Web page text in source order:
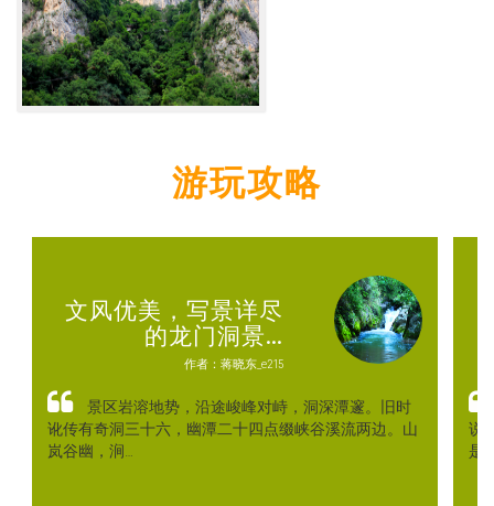
游玩攻略
文风优美，写景详尽
的龙门洞景…
作者：蒋晓东_e215
景区岩溶地势，沿途峻峰对峙，洞深潭邃。旧时
讹传有奇洞三十六，幽潭二十四点缀峡谷溪流两边。山
岚谷幽，涧…
说
是